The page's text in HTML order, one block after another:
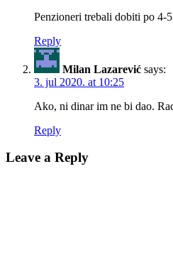
Penzioneri trebali dobiti po 4-
Reply
Milan Lazarević says:
3. jul 2020. at 10:25
Ako, ni dinar im ne bi dao.
Reply
Leave a Reply